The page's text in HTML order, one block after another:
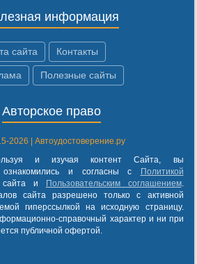
информация
сайта Контакты
Полезные сайты
Авторское право
2026 | Автоудостоверение.ру
и изучая контент Сайта, вы
ознакомились и согласны с
Политикой
сайта и Пользовательским соглашением.
сайта разрешено только с активной
гиперссылкой на исходную страницу.
справочный характер и ни при
публичной офертой.